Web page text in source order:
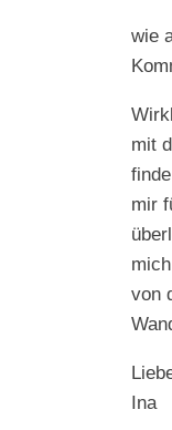
wie
mit
mir
von
Ina